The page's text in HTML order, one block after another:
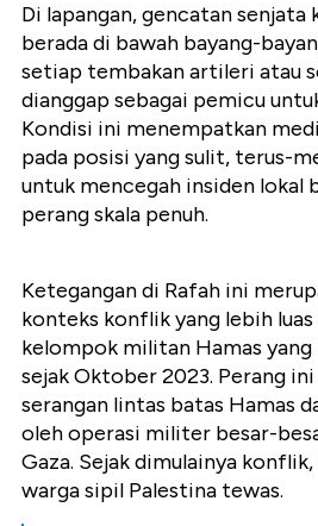
Di lapangan, gencatan senjata
berada di bawah bayang-
setiap tembakan artileri atau
dianggap sebagai pemicu
Kondisi ini menempatkan
pada posisi yang sulit, terus-
untuk mencegah insiden lokal
perang skala penuh.
Ketegangan di Rafah ini
konteks konflik yang lebih luas
kelompok militan Hamas
sejak Oktober 2023. Perang
serangan lintas batas Hamas
oleh operasi militer besar-
Gaza. Sejak dimulainya
warga sipil Palestina tewas.